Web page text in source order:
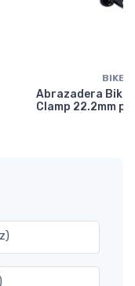
BIKE
Abrazadera
Clamp 22.2mm